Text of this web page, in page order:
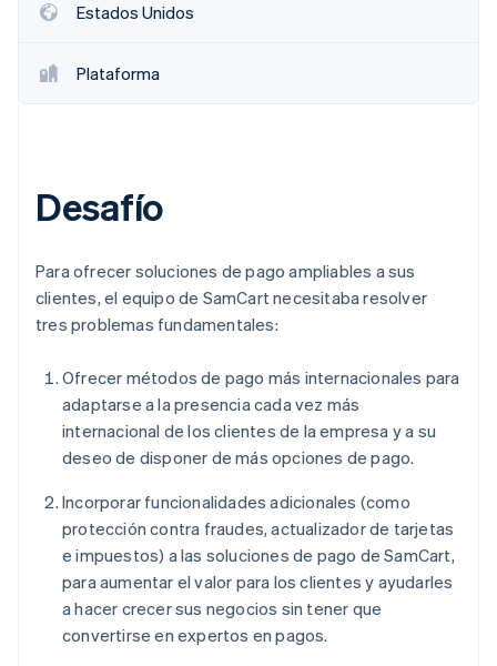
Estados Unidos
Plataforma
Desafío
Para ofrecer soluciones de pago ampliables a sus
clientes, el equipo de SamCart necesitaba resolver
tres problemas fundamentales:
Ofrecer métodos de pago más internacionales para
adaptarse a la presencia cada vez más
internacional de los clientes de la empresa y a su
deseo de disponer de más opciones de pago.
Incorporar funcionalidades adicionales (como
protección contra fraudes, actualizador de tarjetas
e impuestos) a las soluciones de pago de SamCart,
para aumentar el valor para los clientes y ayudarles
a hacer crecer sus negocios sin tener que
convertirse en expertos en pagos.